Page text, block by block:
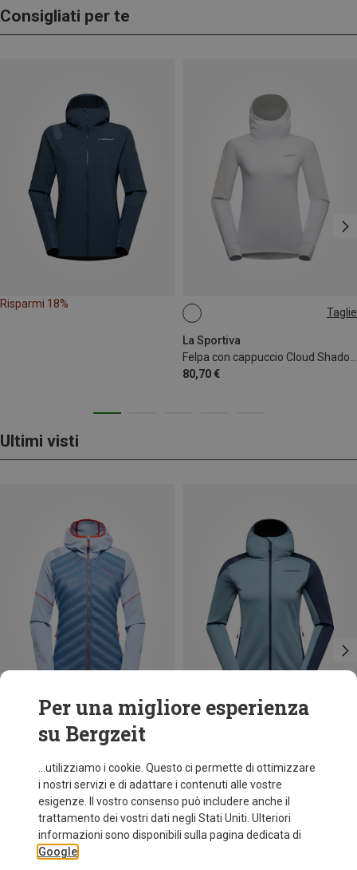
Consigliati per te
Risparmi 18%
Taglie
La Sportiva
80,70 €
XS
Ultimi visti
Risparmi 42%
Per una migliore esperienza
su Bergzeit
...utilizziamo i cookie. Questo ci permette di ottimizzare
i nostri servizi e di adattare i contenuti alle vostre
esigenze. Il vostro consenso può includere anche il
trattamento dei vostri dati negli Stati Uniti. Ulteriori
informazioni sono disponibili sulla pagina dedicata di
Google